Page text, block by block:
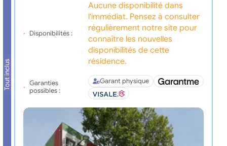
Tout inclus
Disponibilités :
Aucune disponibilité dans
l'immédiat. Pensez à consulter
régulièrement notre site pour
connaître les nouvelles
disponibilités de cette
résidence.
Garanties
possibles :
Garant physique